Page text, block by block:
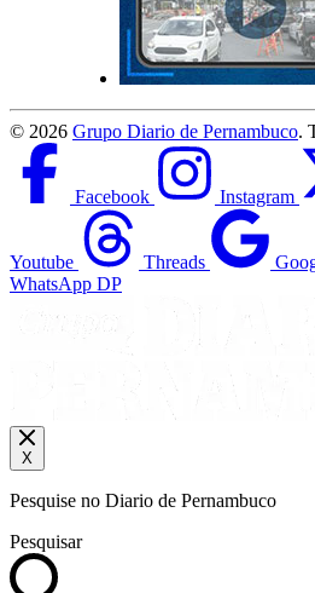
© 2026 Grupo Diario de Pernambuco.
Facebook Instagram
Youtube Threads
WhatsApp DP
X
Pesquise no Diario de Pernambuco
Pesquisar